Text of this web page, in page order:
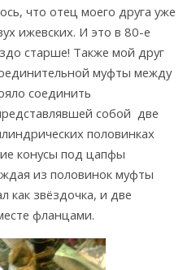
что отец моего друга уже
ижевских. И это в 80-е
старше! Также мой друг
муфты между
соединить
собой две
половинках
конусы под цапфы
из половинок муфты
как звёздочка, и две
фланцами.